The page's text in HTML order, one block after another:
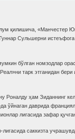
қилишича, «Манчестер
Сульшерни
бўлган номзодлар
тарк этганидан бери
Роналду ҳам Зиданнинг
ўйнаган даврида
лигасида зафар
саккизта